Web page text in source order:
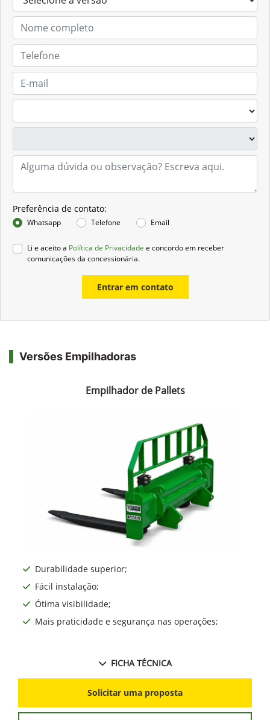
Preferência de contato:
Whatsapp Telefone Email
Li e aceito a Política de Privacidade e concordo em receber
comunicações da concessionária.
Entrar em contato
Versões Empilhadoras
Empilhador de Pallets
Durabilidade superior;
Fácil instalação;
Ótima visibilidade;
Mais praticidade e segurança nas operações;
FICHA TÉCNICA
Solicitar uma proposta